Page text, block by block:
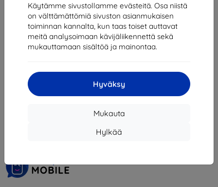
Käytämme sivustollamme evästeitä. Osa niistä
on välttämättömiä sivuston asianmukaisen
toiminnan kannalta, kun taas toiset auttavat
meitä analysoimaan kävijäliikennettä sekä
mukauttamaan sisältöä ja mainontaa.
Hyväksy
Mukauta
Hylkää
11,61 €
Varastossa > 5 kpl
yhteensä5.